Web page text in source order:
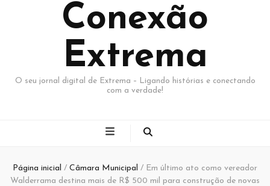
Conexão
Extrema
O seu jornal digital de Extrema – Ligando histórias e conectando
com a verdade!
Página inicial / Câmara Municipal / Em último ato como vereador
Walderrama destina mais de R$ 500 mil para construção de novas